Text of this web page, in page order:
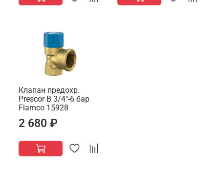
Клапан предохр.
Prescor B 3/4"-6 бар
Flamco 15928
2 680 ₽